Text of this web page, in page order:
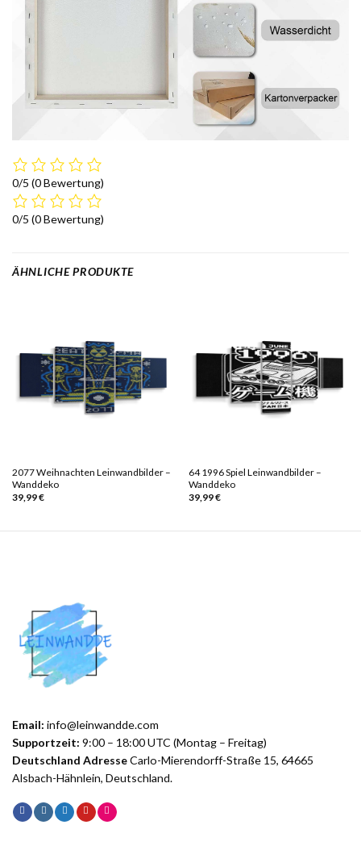
0/5 (0 Bewertung)
0/5 (0 Bewertung)
ÄHNLICHE PRODUKTE
2077 Weihnachten Leinwandbilder –
Wanddeko
39,99€
64 1996 Spiel Leinwandbilder –
Wanddeko
39,99€
Email: info@leinwandde.com
Supportzeit: 9:00 – 18:00 UTC (Montag – Freitag)
Deutschland AdresseCarlo-Mierendorff-Straße 15, 64665
Alsbach-Hähnlein, Deutschland.